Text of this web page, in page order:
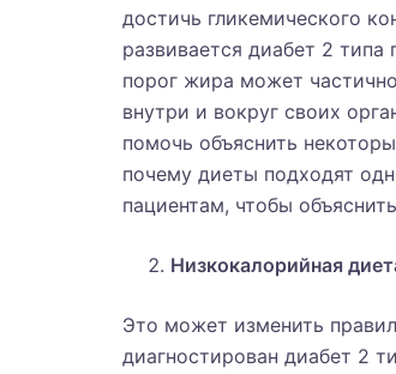
достичь гликемического
развивается диабет 2
порог жира может
внутри и вокруг своих
помочь объяснить
почему диеты подходят
пациентам, чтобы
Низкокалорийная
Это может изменить
диагностирован диабет 2